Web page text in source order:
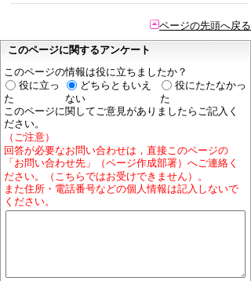
ページの先頭へ戻る
このページに関するアンケート
このページの情報は役に立ちましたか？
役に立っ
た
どちらともいえ
ない
役にたたなかっ
た
このページに関してご意見がありましたらご記入く
ださい。
（ご注意）
回答が必要なお問い合わせは，直接このページの
「お問い合わせ先」（ページ作成部署）へご連絡く
ださい。（こちらではお受けできません）。
また住所・電話番号などの個人情報は記入しないで
ください。